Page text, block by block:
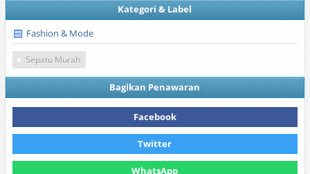
Kategori & Label
Fashion & Mode
Sepatu Murah
Bagikan Penawaran
Facebook
Twitter
WhatsApp